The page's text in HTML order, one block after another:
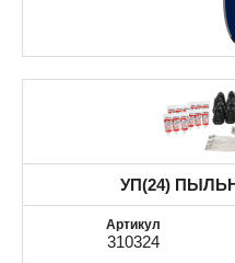
УП(24)
310324